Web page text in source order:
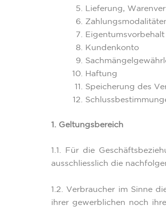
Lieferung,
Eigentumsvorbehalt
Kundenkonto
Haftung
Speicherung des
1. Geltungsbereich
1.1. Für die
ausschliesslich die
1.2. Verbraucher im Sinne
ihrer gewerblichen noch